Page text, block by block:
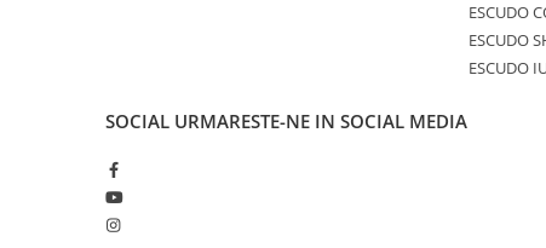
ESCUDO
ESCUDO
ESCUDO
SOCIAL URMARESTE-NE IN SOCIAL MEDIA